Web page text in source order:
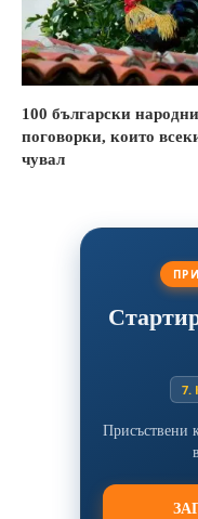
100 български народни
поговорки, които
чувал
7.
Присъствени